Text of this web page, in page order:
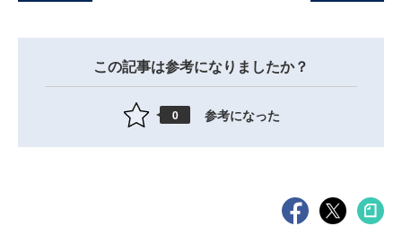
この記事は参考になりましたか？
0 参考になった